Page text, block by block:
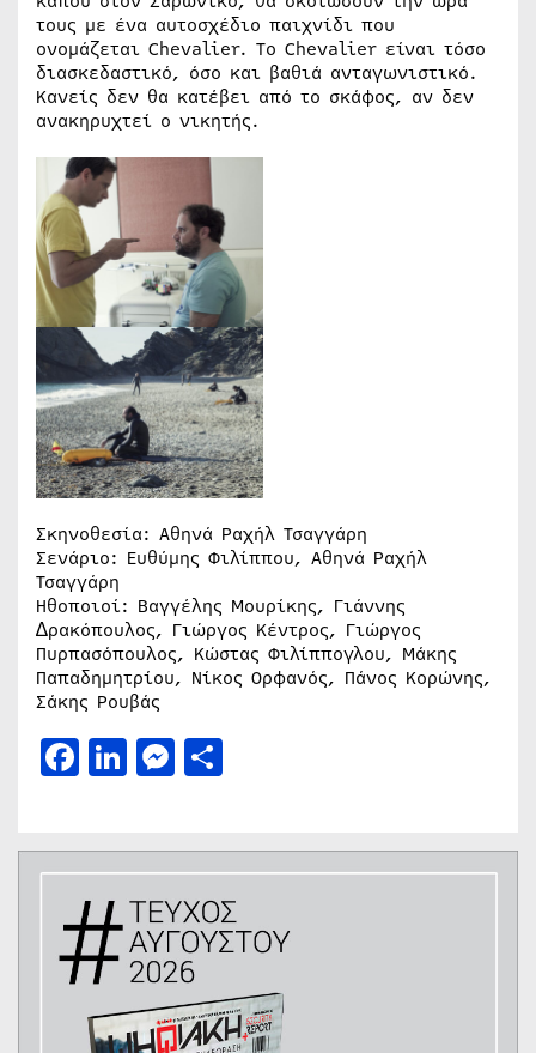
τους με ένα αυτοσχέδιο παιχνίδι που
ονομάζεται Chevalier. To Chevalier είναι τόσο
διασκεδαστικό, όσο και βαθιά ανταγωνιστικό.
Κανείς δεν θα κατέβει από το σκάφος, αν δεν
ανακηρυχτεί ο νικητής.
Σκηνοθεσία: Αθηνά Ραχήλ Τσαγγάρη
Σενάριο: Ευθύμης Φιλίππου, Αθηνά Ραχήλ
Τσαγγάρη
Ηθοποιοί: Βαγγέλης Μουρίκης, Γιάννης
∆ρακόπουλος, Γιώργος Κέντρος, Γιώργος
Πυρπασόπουλος, Κώστας Φιλίππογλου, Μάκης
Παπαδημητρίου, Νίκος Ορφανός, Πάνος Κορώνης,
Σάκης Ρουβάς
Facebook
LinkedIn
Messenger